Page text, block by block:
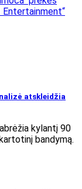
Entertainment“
atskleidžia
kylantį 90
bandymą.